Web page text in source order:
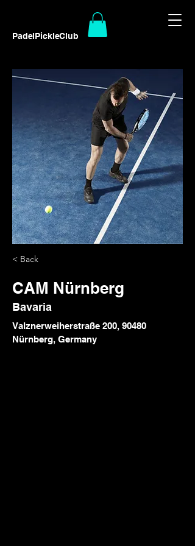
PadelPickleClub
< Back
CAM Nürnberg
Bavaria
Valznerweiherstraße 200, 90480
Nürnberg, Germany